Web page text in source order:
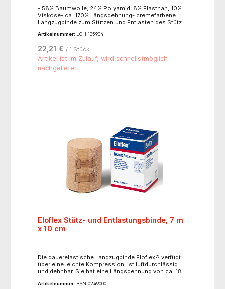
- 58% Baumwolle, 24% Polyamid, 8% Elasthan, 10%
Viskose- ca. 170% Längsdehnung- cremefarbene
Langzugbinde zum Stützen und Entlasten des Stütz-
Verbänden- zur Ruhigstellung von Körperteilen- zur
Kompressionstherapie- leicht anzulegen- das
weiche Bindengewebe passt sich jeder Körperform
an- hohe Rückstellkraft- gute Anschmiegsamkeit-
hoher Ruhedruck, niedriger Arbeitsdruck- griffige
Artikelnummer: LOH 105904
22,21 € / 1 Stück
Artikel ist im Zulauf, wird schnellstmöglich
nachgeliefert
Eloflex Stütz- und Entlastungsbinde, 7 m
x 10 cm
Die dauerelastische Langzugbinde Eloflex® verfügt
über eine leichte Kompression, ist luftdurchlässig
und dehnbar. Sie hat eine Längsdehnung von ca. 180
Faltenbildung. Bei zirkulärer Anwicklung fällt die
Artikelnummer: BSN 0249000